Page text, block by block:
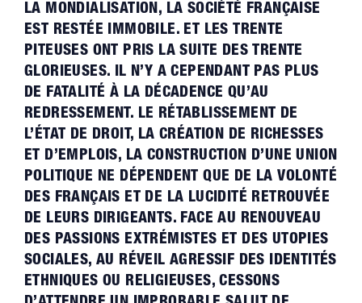
LA MONDIALISATION, LA SOCIÉTÉ FRANÇAISE
EST RESTÉE IMMOBILE. ET LES TRENTE
PITEUSES ONT PRIS LA SUITE DES TRENTE
GLORIEUSES. IL N’Y A CEPENDANT PAS PLUS
DE FATALITÉ À LA DÉCADENCE QU’AU
REDRESSEMENT. LE RÉTABLISSEMENT DE
L’ÉTAT DE DROIT, LA CRÉATION DE RICHESSES
ET D’EMPLOIS, LA CONSTRUCTION D’UNE UNION
POLITIQUE NE DÉPENDENT QUE DE LA VOLONTÉ
DES FRANÇAIS ET DE LA LUCIDITÉ RETROUVÉE
DE LEURS DIRIGEANTS. FACE AU RENOUVEAU
DES PASSIONS EXTRÉMISTES ET DES UTOPIES
SOCIALES, AU RÉVEIL AGRESSIF DES IDENTITÉS
ETHNIQUES OU RELIGIEUSES, CESSONS